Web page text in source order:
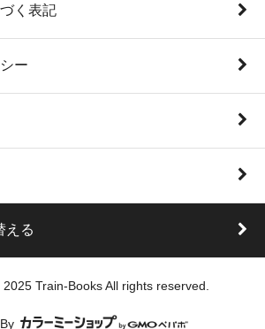
く表記
ー
える
Train-Books All rights reserved.